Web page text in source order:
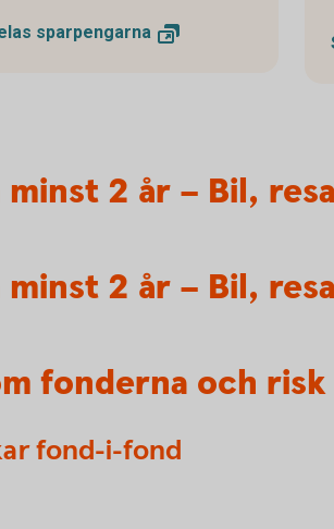
sparpengarna
minst 2 år – Bil,
minst 2 år – Bil,
fonderna och risk
fond-i-fond